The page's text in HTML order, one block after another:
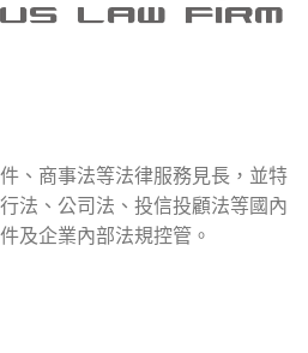
、商事法等法律服務見長，並特
法、公司法、投信投顧法等國內
及企業內部法規控管。